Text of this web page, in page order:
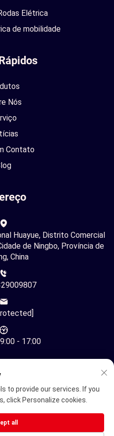
Elétrica
de mobilidade
Nós
Contato
Huayue, Distrito Comercial
de Ningbo, Província de
China
- 17:00
Reservados -
to provide our services. If you
click Personalize cookies.
all